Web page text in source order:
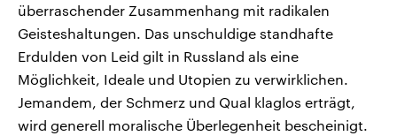
überraschender Zusammenhang mit radikalen
Geisteshaltungen. Das unschuldige standhafte
Erdulden von Leid gilt in Russland als eine
Möglichkeit, Ideale und Utopien zu verwirklichen.
Jemandem, der Schmerz und Qual klaglos erträgt,
wird generell moralische Überlegenheit bescheinigt.